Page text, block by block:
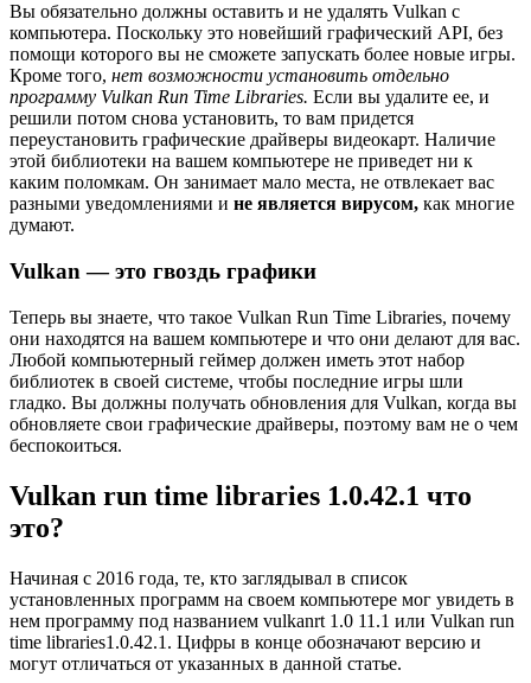
Вы обязательно должны оставить и не удалять Vulkan с
компьютера. Поскольку это новейший графический API, без
помощи которого вы не сможете запускать более новые игры.
Кроме того, нет возможности установить отдельно
программу Vulkan Run Time Libraries. Если вы удалите ее, и
решили потом снова установить, то вам придется
переустановить графические драйверы видеокарт. Наличие
этой библиотеки на вашем компьютере не приведет ни к
каким поломкам. Он занимает мало места, не отвлекает вас
разными уведомлениями и не является вирусом, как многие
думают.
Vulkan — это гвоздь графики
Теперь вы знаете, что такое Vulkan Run Time Libraries, почему
они находятся на вашем компьютере и что они делают для вас.
Любой компьютерный геймер должен иметь этот набор
библиотек в своей системе, чтобы последние игры шли
гладко. Вы должны получать обновления для Vulkan, когда вы
обновляете свои графические драйверы, поэтому вам не о чем
беспокоиться.
Vulkan run time libraries 1.0.42.1 что
это?
Начиная с 2016 года, те, кто заглядывал в список
установленных программ на своем компьютере мог увидеть в
нем программу под названием vulkanrt 1.0 11.1 или Vulkan run
time libraries1.0.42.1. Цифры в конце обозначают версию и
могут отличаться от указанных в данной статье.